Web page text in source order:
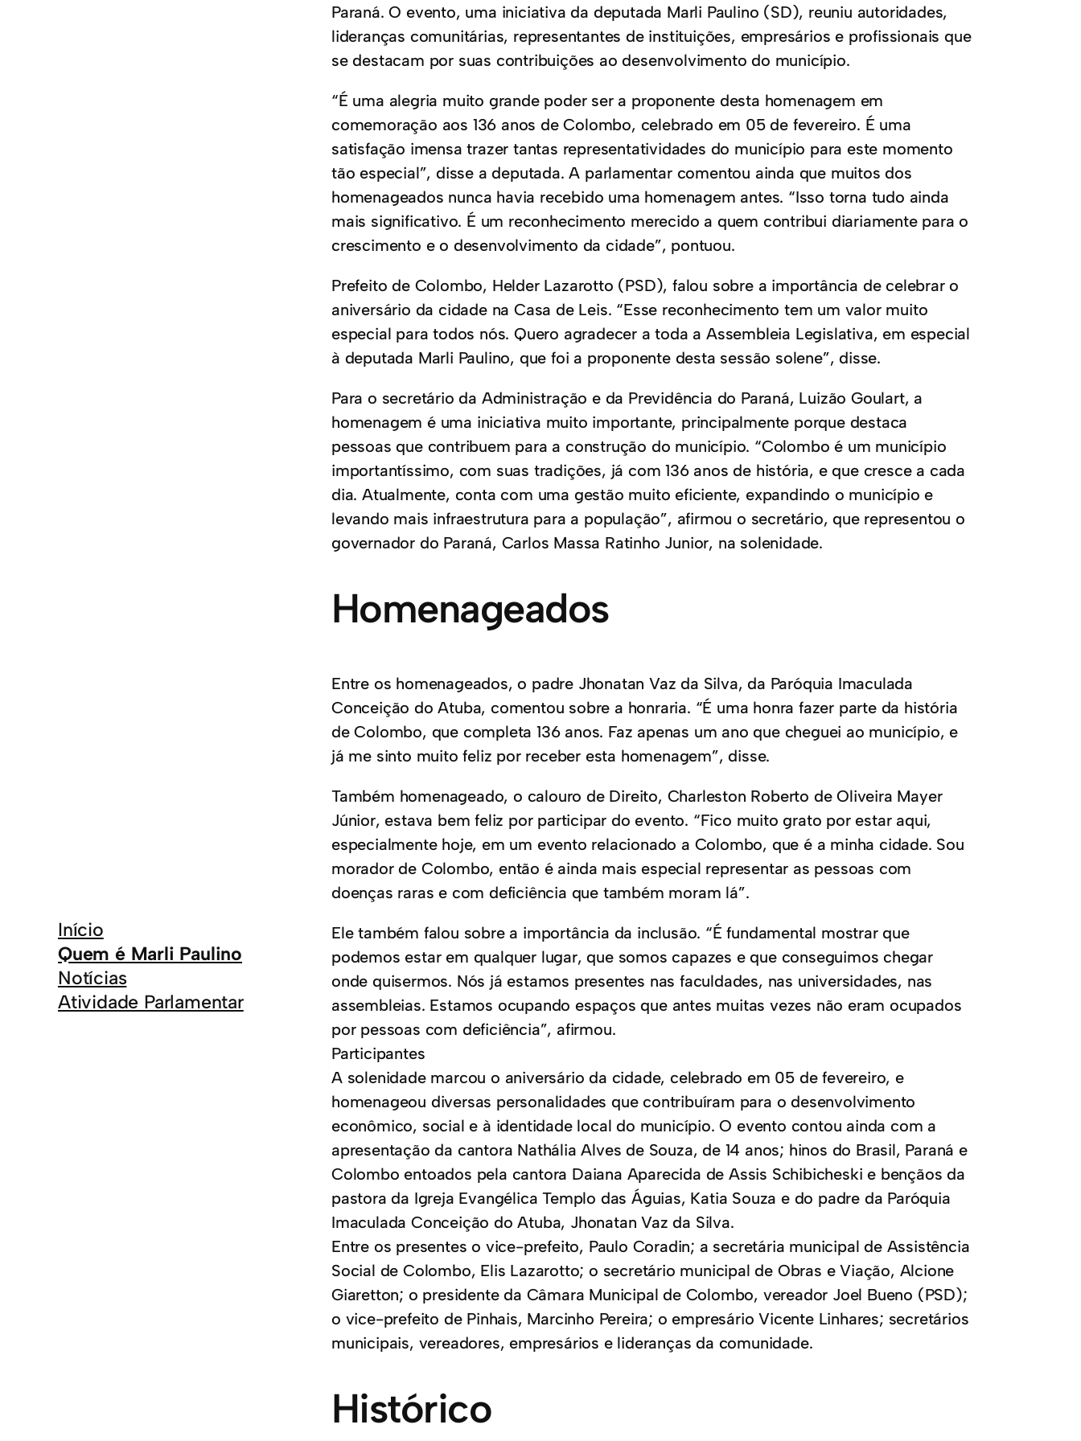
Início
Quem é Marli Paulino
Notícias
Atividade Parlamentar
Paraná. O evento, uma iniciativa da deputada Marli Paulino (SD), reuniu autoridades,
lideranças comunitárias, representantes de instituições, empresários e profissionais que
se destacam por suas contribuições ao desenvolvimento do município.
“É uma alegria muito grande poder ser a proponente desta homenagem em
comemoração aos 136 anos de Colombo, celebrado em 05 de fevereiro. É uma
satisfação imensa trazer tantas representatividades do município para este momento
tão especial”, disse a deputada. A parlamentar comentou ainda que muitos dos
homenageados nunca havia recebido uma homenagem antes. “Isso torna tudo ainda
mais significativo. É um reconhecimento merecido a quem contribui diariamente para o
crescimento e o desenvolvimento da cidade”, pontuou.
Prefeito de Colombo, Helder Lazarotto (PSD), falou sobre a importância de celebrar o
aniversário da cidade na Casa de Leis. “Esse reconhecimento tem um valor muito
especial para todos nós. Quero agradecer a toda a Assembleia Legislativa, em especial
à deputada Marli Paulino, que foi a proponente desta sessão solene”, disse.
Para o secretário da Administração e da Previdência do Paraná, Luizão Goulart, a
homenagem é uma iniciativa muito importante, principalmente porque destaca
pessoas que contribuem para a construção do município. “Colombo é um município
importantíssimo, com suas tradições, já com 136 anos de história, e que cresce a cada
dia. Atualmente, conta com uma gestão muito eficiente, expandindo o município e
levando mais infraestrutura para a população”, afirmou o secretário, que representou o
governador do Paraná, Carlos Massa Ratinho Junior, na solenidade.
Homenageados
Entre os homenageados, o padre Jhonatan Vaz da Silva, da Paróquia Imaculada
Conceição do Atuba, comentou sobre a honraria. “É uma honra fazer parte da história
de Colombo, que completa 136 anos. Faz apenas um ano que cheguei ao município, e
já me sinto muito feliz por receber esta homenagem”, disse.
Também homenageado, o calouro de Direito, Charleston Roberto de Oliveira Mayer
Júnior, estava bem feliz por participar do evento. “Fico muito grato por estar aqui,
especialmente hoje, em um evento relacionado a Colombo, que é a minha cidade. Sou
morador de Colombo, então é ainda mais especial representar as pessoas com
doenças raras e com deficiência que também moram lá”.
Ele também falou sobre a importância da inclusão. “É fundamental mostrar que
podemos estar em qualquer lugar, que somos capazes e que conseguimos chegar
onde quisermos. Nós já estamos presentes nas faculdades, nas universidades, nas
assembleias. Estamos ocupando espaços que antes muitas vezes não eram ocupados
por pessoas com deficiência”, afirmou.
Participantes
A solenidade marcou o aniversário da cidade, celebrado em 05 de fevereiro, e
homenageou diversas personalidades que contribuíram para o desenvolvimento
econômico, social e à identidade local do município. O evento contou ainda com a
apresentação da cantora Nathália Alves de Souza, de 14 anos; hinos do Brasil, Paraná e
Colombo entoados pela cantora Daiana Aparecida de Assis Schibicheski e bençãos da
pastora da Igreja Evangélica Templo das Águias, Katia Souza e do padre da Paróquia
Imaculada Conceição do Atuba, Jhonatan Vaz da Silva.
Entre os presentes o vice-prefeito, Paulo Coradin; a secretária municipal de Assistência
Social de Colombo, Elis Lazarotto; o secretário municipal de Obras e Viação, Alcione
Giaretton; o presidente da Câmara Municipal de Colombo, vereador Joel Bueno (PSD);
o vice-prefeito de Pinhais, Marcinho Pereira; o empresário Vicente Linhares; secretários
municipais, vereadores, empresários e lideranças da comunidade.
Histórico